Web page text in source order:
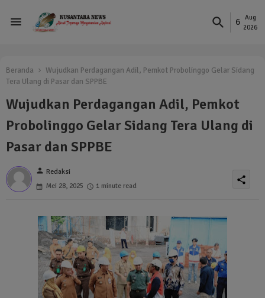
6
Aug
2026
Beranda
Wujudkan Perdagangan Adil, Pemkot Probolinggo Gelar Sidang
Tera Ulang di Pasar dan SPPBE
Wujudkan Perdagangan Adil, Pemkot
Probolinggo Gelar Sidang Tera Ulang di
Pasar dan SPPBE
person Redaksi
Mei 28, 2025
1 minute read
share